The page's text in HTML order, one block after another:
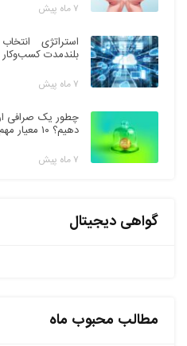
۷ ماه پیش
استراتژی
بلندمدت کسب‌وکار
۷ ماه پیش
چطور یک صرافی
دهیم؟ ۱۰ معیار مهم!
۷ ماه پیش
گواهی دیجیتال
مطالب محبوب ماه